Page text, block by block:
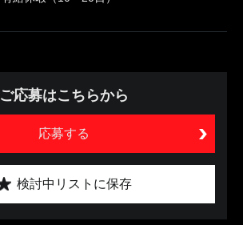
ご応募はこちらから
応募する
検討中リストに保存